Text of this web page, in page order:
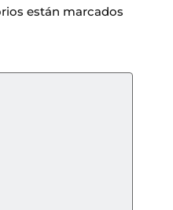
están marcados